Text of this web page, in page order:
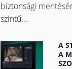
biztonsági
szintű...
A
A